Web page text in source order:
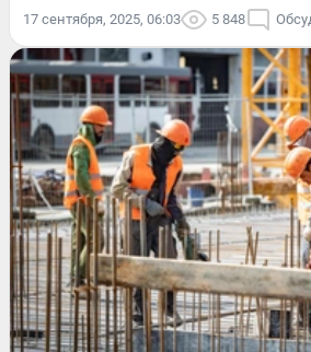
17 сентября, 2025, 06:03 5 848